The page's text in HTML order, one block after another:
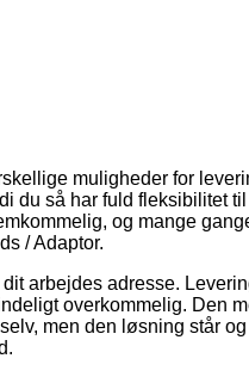
muligheder for
du så har fuld fleksibilitet
og mange
/ Adaptor.
arbejdes adresse.
overkommelig. Den
men den løsning står